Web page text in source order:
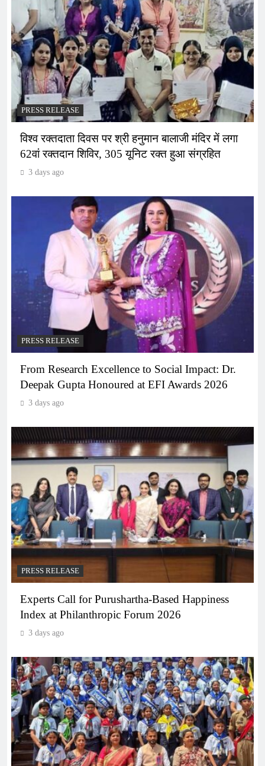
PRESS RELEASE
विश्व रक्तदाता दिवस पर श्री हनुमान बालाजी मंदिर में लगा
62वां रक्तदान शिविर, 305 यूनिट रक्त हुआ संग्रहित
3 days ago
PRESS RELEASE
From Research Excellence to Social Impact: Dr.
Deepak Gupta Honoured at EFI Awards 2026
3 days ago
PRESS RELEASE
Experts Call for Purushartha-Based Happiness
Index at Philanthropic Forum 2026
3 days ago